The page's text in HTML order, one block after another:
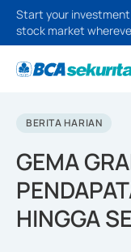
Start your
stock market
BERITA HARIAN
GEMA
HINGGA